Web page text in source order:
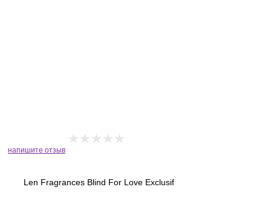
напишите отзыв
Len Fragrances Blind For Love Exclusif